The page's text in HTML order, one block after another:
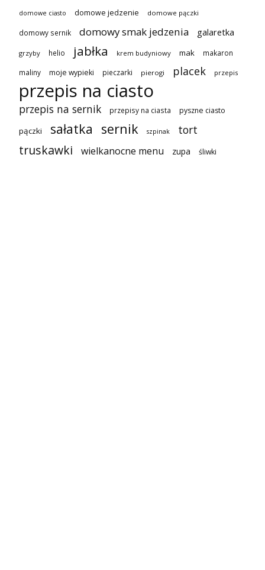
domowe ciasto domowe jedzenie domowe pączki
domowy sernik domowy smak jedzenia galaretka
grzyby helio jabłka krem budyniowy mak makaron
maliny moje wypieki pieczarki pierogi placek przepis
przepis na ciasto
przepis na sernik przepisy na ciasta pyszne ciasto
pączki sałatka sernik szpinak tort
truskawki wielkanocne menu zupa śliwki